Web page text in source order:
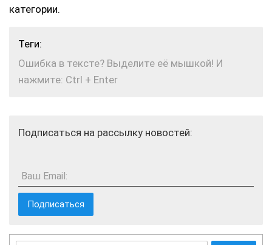
категории.
Теги:
Ошибка в тексте? Выделите её мышкой! И
нажмите: Ctrl + Enter
Подписаться на рассылку новостей:
Ваш Email: